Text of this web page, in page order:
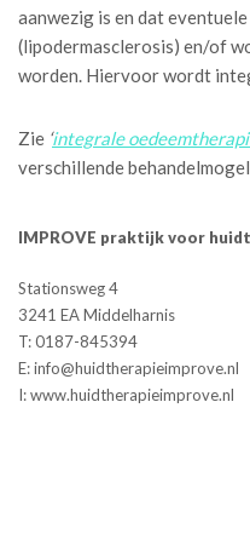
aanwezig is en dat
(lipodermasclerosis) en/of
worden. Hiervoor wordt
Zie ‘integrale
verschillende
IMPROVE praktijk voor
Stationsweg 4
3241 EA Middelharnis
T: 0187-845394
E: info@huidtherapieimprove.nl
I: www.huidtherapieimprove.nl